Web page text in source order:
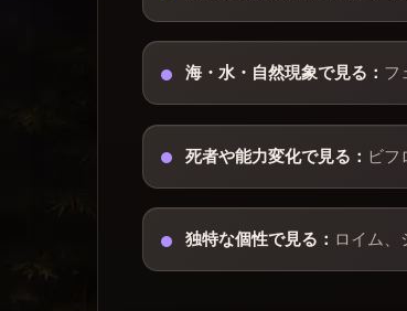
海・水・自然現象で見る： フ
死者や能力変化で見る： ビフ
独特な個性で見る： ロイム、